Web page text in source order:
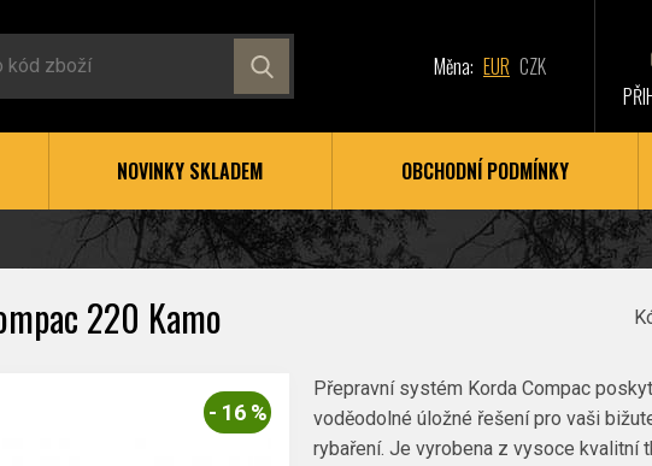
Měna: EUR CZK
NOVINKY SKLADEM OBCHODNÍ PODMÍNKY
220 Kamo
- 16 %
Přepravní systém Korda Compac
voděodolné úložné řešení pro vaši
rybaření. Je vyrobena z vysoce kvalitní